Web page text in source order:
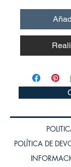
POLÍTICA DE